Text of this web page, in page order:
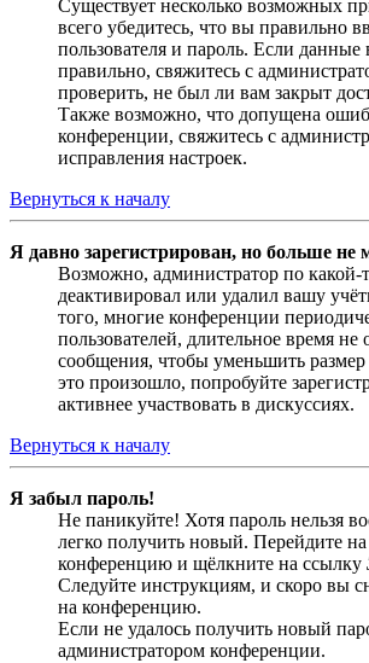
Существует несколько возможных
всего убедитесь, что вы правильно
пользователя и пароль. Если данные
правильно, свяжитесь с
проверить, не был ли вам закрыт
Также возможно, что допущена
конференции, свяжитесь с
исправления настроек.
Вернуться к началу
Я давно зарегистрирован, но больше не
Возможно, администратор по какой-
деактивировал или удалил вашу
того, многие конференции
пользователей, длительное время
сообщения, чтобы уменьшить
это произошло, попробуйте
активнее участвовать в дискуссиях.
Вернуться к началу
Я забыл пароль!
Не паникуйте! Хотя пароль нельзя
легко получить новый. Перейдите
конференцию и щёлкните на ссылку
Следуйте инструкциям, и скоро вы
на конференцию.
Если не удалось получить новый
администратором конференции.